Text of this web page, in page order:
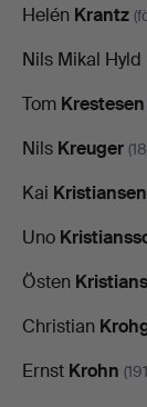
Helén Krantz
Nils Mikal Hyld
Tom Krestesen
Nils Kreuger
Kai Kristiansen
Uno
Östen
Christian
Ernst Krohn